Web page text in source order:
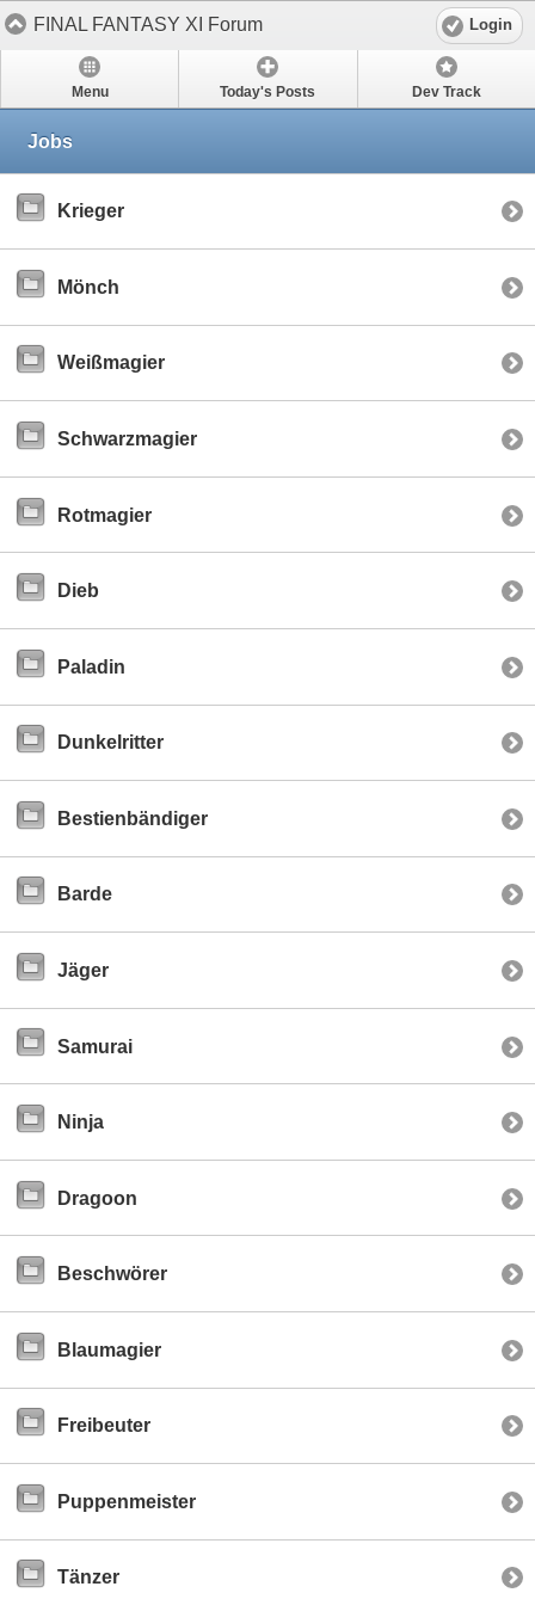
FINAL FANTASY XI Forum Login
Menu Today's Posts Dev Track
Jobs
Krieger
Mönch
Weißmagier
Schwarzmagier
Rotmagier
Dieb
Paladin
Dunkelritter
Bestienbändiger
Barde
Jäger
Samurai
Ninja
Dragoon
Beschwörer
Blaumagier
Freibeuter
Puppenmeister
Tänzer